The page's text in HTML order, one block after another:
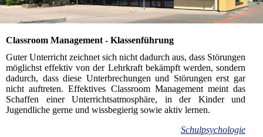
Classroom Management - Klassenführung
Guter Unterricht zeichnet sich nicht dadurch aus, dass Störungen
möglichst effektiv von der Lehrkraft bekämpft werden, sondern
dadurch, dass diese Unterbrechungen und Störungen erst gar
nicht auftreten. Effektives Classroom Management meint das
Schaffen einer Unterrichtsatmosphäre, in der Kinder und
Jugendliche gerne und wissbegierig sowie aktiv lernen.
Schulpsychologie